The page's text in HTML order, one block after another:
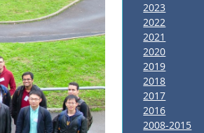
2023
2022
2021
2020
2019
2018
2017
2016
2008-2015